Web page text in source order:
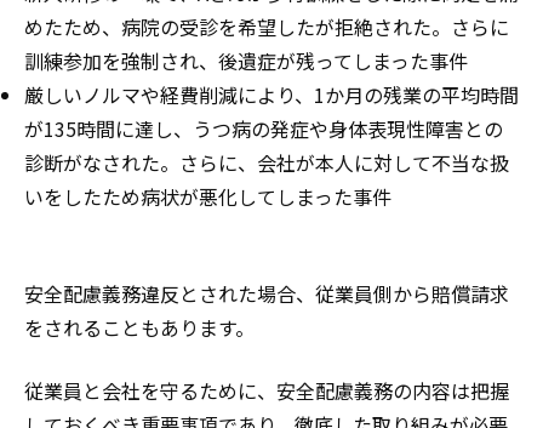
めたため、病院の受診を希望したが拒絶された。さらに
訓練参加を強制され、後遺症が残ってしまった事件
厳しいノルマや経費削減により、1か月の残業の平均時間
が135時間に達し、うつ病の発症や身体表現性障害との
診断がなされた。さらに、会社が本人に対して不当な扱
いをしたため病状が悪化してしまった事件
安全配慮義務違反とされた場合、従業員側から賠償請求
をされることもあります。
従業員と会社を守るために、安全配慮義務の内容は把握